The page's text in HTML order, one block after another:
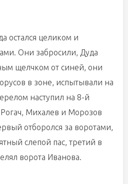
остался целиком и
Они забросили, Дуда
щелчком от синей, они
в зоне, испытывали на
наступил на 8-й
Михалев и Морозов
отборолся за воротами,
слепой пас, третий в
ворота Иванова.